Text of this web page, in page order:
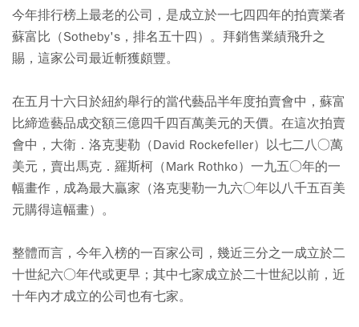
今年排行榜上最老的公司，是成立於一七四四年的拍賣業者
蘇富比（Sotheby's，排名五十四）。拜銷售業績飛升之
賜，這家公司最近斬獲頗豐。
在五月十六日於紐約舉行的當代藝品半年度拍賣會中，蘇富
比締造藝品成交額三億四千四百萬美元的天價。在這次拍賣
會中，大衛．洛克斐勒（David Rockefeller）以七二八○萬
美元，賣出馬克．羅斯柯（Mark Rothko）一九五○年的一
幅畫作，成為最大贏家（洛克斐勒一九六○年以八千五百美
元購得這幅畫）。
整體而言，今年入榜的一百家公司，幾近三分之一成立於二
十世紀六○年代或更早；其中七家成立於二十世紀以前，近
十年內才成立的公司也有七家。